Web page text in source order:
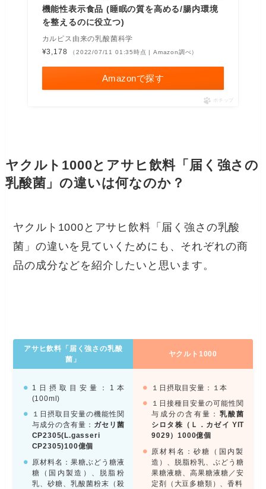
機能性表示食品 (睡眠の質を高める/腸内環境
を整えるのに役立つ)
カルピス由来の乳酸菌科学
¥3,178
（2022/07/11 01:35時点 | Amazon調べ）
Amazonで探す
ポチップ
ヤクルト1000とアサヒ飲料「届く強さの
乳酸菌」の違いは何なのか？
ヤクルト1000とアサヒ飲料「届く強さの乳酸
菌」の違いを見ていくためにも、それぞれの商
品の成分などを紹介したいと思います。
アサヒ飲料「届く強さの乳酸
菌」
ヤクルト1000
1日摂取目安量：1本
(100ml)
１日摂取目安量の機能性関
与成分の含有量： ガセリ菌
CP2305(L.gasseri
CP2305)100億個
原材料名：果糖ぶどう糖液
糖（国内製造）、脱脂粉
乳、砂糖、乳酸菌粉末（殺
１日摂取目安量：１本
１日接種目安量の可能性関
与成分の含有量： 乳酸菌
シロタ株（Ｌ．カゼイ YIT
9029）1000億個
原材料名：砂糖（国内製
造）、脱脂粉乳、ぶどう糖
果糖液糖、高果糖液糖／安
定剤（大豆多糖類）、香料